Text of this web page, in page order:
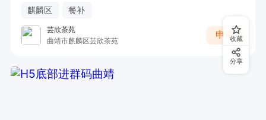
麒麟区 餐补
芸欣茶苑
曲靖市麒麟区芸欣茶苑
申请收藏
分享